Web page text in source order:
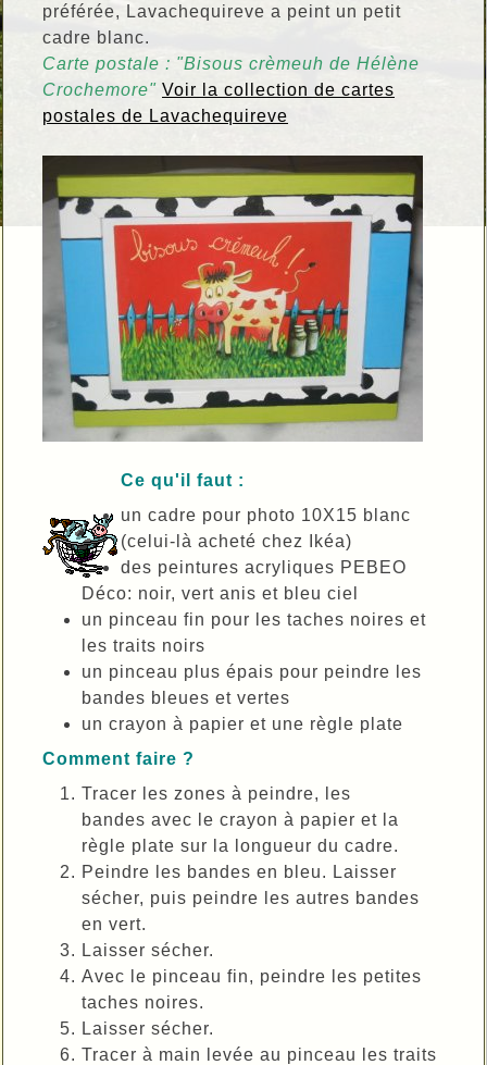
préférée, Lavachequireve a peint un petit
cadre blanc.
Carte postale : "Bisous crèmeuh de Hélène
Crochemore" Voir la collection de cartes
postales de Lavachequireve
Ce qu'il faut :
un cadre pour photo 10X15 blanc
(celui-là acheté chez Ikéa)
des peintures acryliques PEBEO
Déco: noir, vert anis et bleu ciel
un pinceau fin pour les taches noires et
les traits noirs
un pinceau plus épais pour peindre les
bandes bleues et vertes
un crayon à papier et une règle plate
Comment faire ?
Tracer les zones à peindre, les
bandes avec le crayon à papier et la
règle plate sur la longueur du cadre.
Peindre les bandes en bleu. Laisser
sécher, puis peindre les autres bandes
en vert.
Laisser sécher.
Avec le pinceau fin, peindre les petites
taches noires.
Laisser sécher.
Tracer à main levée au pinceau les traits